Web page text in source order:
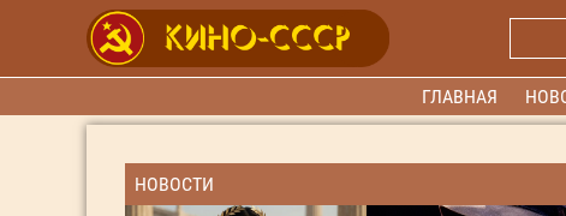
ГЛАВНАЯ
НОВОСТИ